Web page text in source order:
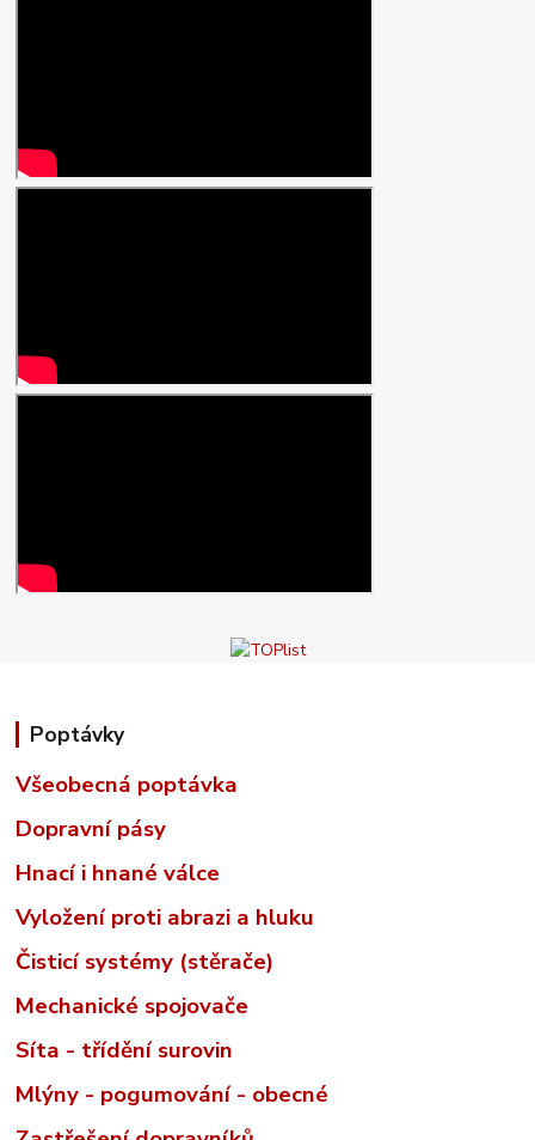
Poptávky
Všeobecná poptávka
Dopravní pásy
Hnací i hnané válce
Vyložení proti abrazi a hluku
Čisticí systémy (stěrače)
Mechanické spojovače
Síta - třídění surovin
Mlýny - pogumování - obecné